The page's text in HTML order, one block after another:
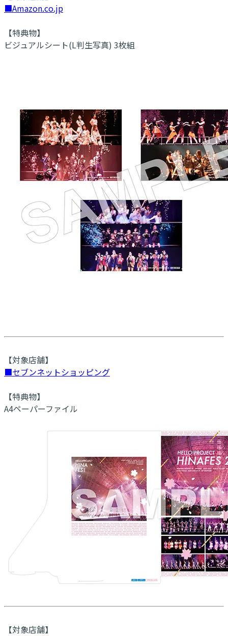
■Amazon.co.jp
【特典物】
ビジュアルシート(L判生写真) 3枚組
【対象店舗】
■セブンネットショッピング
【特典物】
A4ペーパーファイル
【対象店舗】